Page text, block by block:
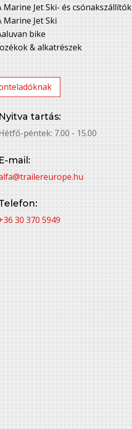
Marine Jet Ski- és csónakszállítók
Marine Jet Ski
bike
& alkatrészek
Nyitva tartás:
péntek: 7.00 - 15.00
E-mail:
30 370 5949